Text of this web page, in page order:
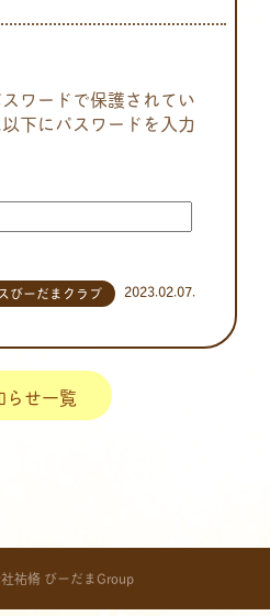
ワードで保護されてい
下にパスワードを入力
2023.02.07.
びーだまクラブ
らせ一覧
祐脩 びーだまGroup